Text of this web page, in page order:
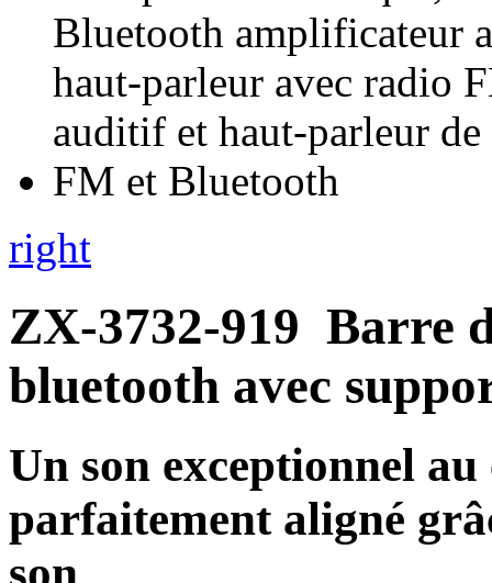
right
ZX-3732-919 Barre
bluetooth avec
Un son exceptionnel
parfaitement aligné
son